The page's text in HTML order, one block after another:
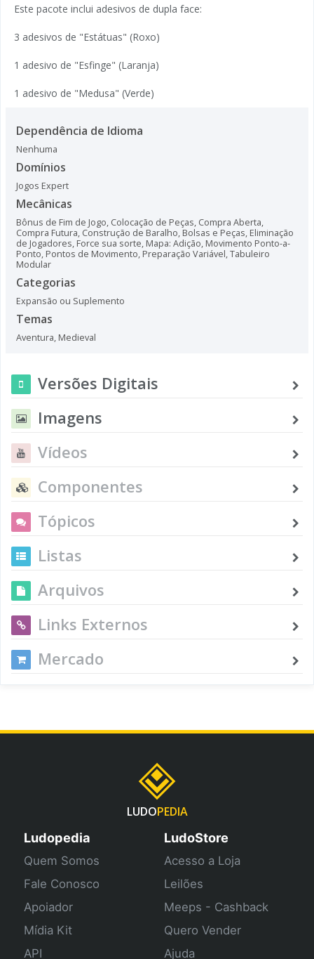
Este pacote inclui adesivos de dupla face:
3 adesivos de "Estátuas" (Roxo)
1 adesivo de "Esfinge" (Laranja)
1 adesivo de "Medusa" (Verde)
Dependência de Idioma
Nenhuma
Domínios
Jogos Expert
Mecânicas
Bônus de Fim de Jogo, Colocação de Peças, Compra Aberta,
Compra Futura, Construção de Baralho, Bolsas e Peças, Eliminação
de Jogadores, Force sua sorte, Mapa: Adição, Movimento Ponto-a-
Ponto, Pontos de Movimento, Preparação Variável,Tabuleiro
Modular
Categorias
Expansão ou Suplemento
Temas
Aventura, Medieval
Versões Digitais
Imagens
Vídeos
Componentes
Tópicos
Listas
Arquivos
Links Externos
Mercado
LUDOPEDIA
Ludopedia
Quem Somos
Fale Conosco
Apoiador
Mídia Kit
API
LudoStore
Acesso a Loja
Leilões
Meeps - Cashback
Quero Vender
Ajuda